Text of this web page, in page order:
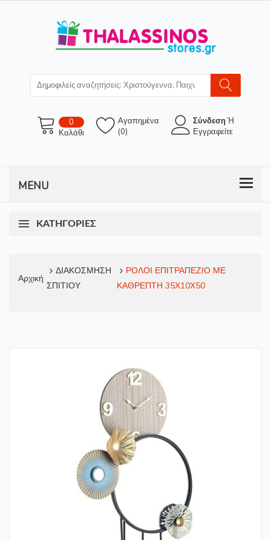
0
Καλάθι
Αγαπημένα
(0)
ΣύνδεσηΉ
Εγγραφείτε
ΚΑΤΗΓΟΡΊΕΣ
Αρχική
ΔΙΑΚΟΣΜΗΣΗ
ΣΠΙΤΙΟΥ
ΡΟΛΟΙ ΕΠΙΤΡΑΠΕΖΙΟ ΜΕ
ΚΑΘΡΕΠΤΗ 35Χ10Χ50